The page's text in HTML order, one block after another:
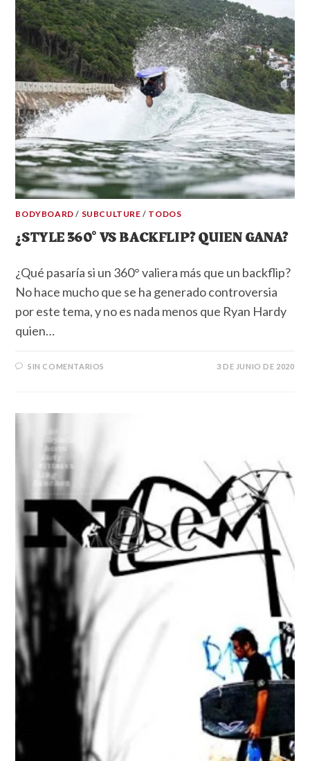
BODYBOARD / SUBCULTURE / TODOS
¿STYLE 360° VS BACKFLIP? QUIEN GANA?
¿Qué pasaría si un 360° valiera más que un backflip?
No hace mucho que se ha generado controversia
por este tema, y no es nada menos que Ryan Hardy
quien…
SIN COMENTARIOS 3 DE JUNIO DE 2020